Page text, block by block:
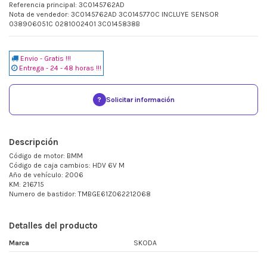
Referencia principal: 3C0145762AD
Nota de vendedor: 3C0145762AD 3C0145770C INCLUYE SENSOR
038906051C 0281002401 3C0145838B
Envio - Gratis !!!
Entrega - 24 - 48 horas !!!
? Solicitar información
Descripción
Código de motor: BMM
Código de caja cambios: HDV 6V M
Año de vehículo: 2006
KM: 216715
Numero de bastidor: TMBGE61Z062212068
Detalles del producto
Marca SKODA